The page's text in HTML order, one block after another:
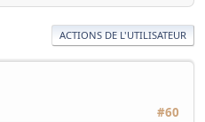
ACTIONS DE L'UTILISATEUR
#60